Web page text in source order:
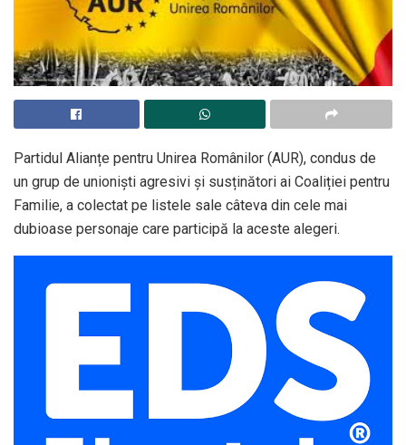
Partidul Alianțe pentru Unirea Românilor (AUR), condus de
un grup de unioniști agresivi și susținători ai Coaliției pentru
Familie, a colectat pe listele sale câteva din cele mai
dubioase personaje care participă la aceste alegeri.